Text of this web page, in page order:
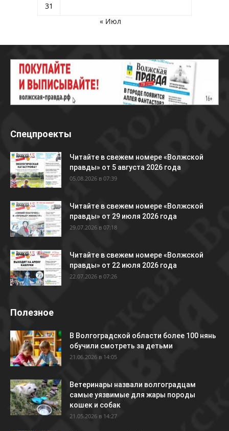
31
« Июл
Спецпроекты
Читайте в свежем номере «Волжской
правды» от 5 августа 2026 года
05.08.2026 в 07:39
Читайте в свежем номере «Волжской
правды» от 29 июля 2026 года
29.07.2026 в 07:18
Читайте в свежем номере «Волжской
правды» от 22 июля 2026 года
22.07.2026 в 07:26
Полезное
В Волгоградской области более 100 нянь
обучили смотреть за детьми
21.06.2026 в 14:05
Ветеринары назвали волгоградцам
самые уязвимые для жары породы
кошек и собак
21.05.2026 в 14:27